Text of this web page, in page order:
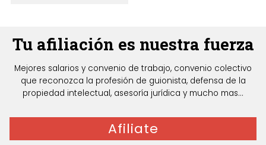
Tu afiliación es nuestra fuerza
Mejores salarios y convenio de trabajo, convenio colectivo
que reconozca la profesión de guionista, defensa de la
propiedad intelectual, asesoría jurídica y mucho mas...
Afiliate